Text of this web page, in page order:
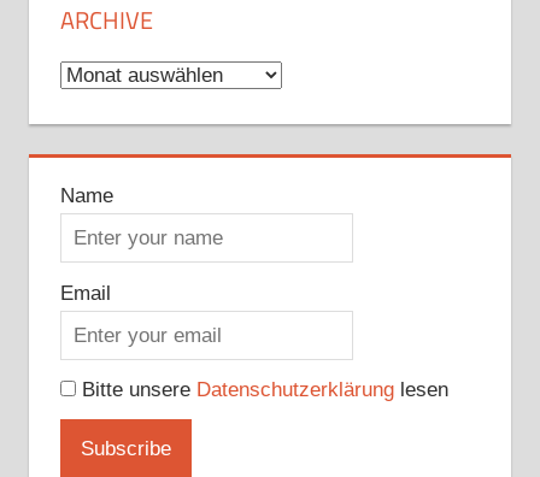
ARCHIVE
Archive
Name
Email
Bitte unsere Datenschutzerklärunglesen